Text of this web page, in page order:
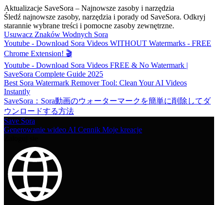
Aktualizacje SaveSora – Najnowsze zasoby i narzędzia
Śledź najnowsze zasoby, narzędzia i porady od SaveSora. Odkryj
starannie wybrane treści i pomocne zasoby zewnętrzne.
Usuwacz Znaków Wodnych Sora
Youtube - Download Sora Videos WITHOUT Watermarks - FREE
Chrome Extension! 🎬
Youtube - Download Sora Videos FREE & No Watermark |
SaveSora Complete Guide 2025
Best Sora Watermark Remover Tool: Clean Your AI Videos
Instantly
SaveSora：Sora動画のウォーターマークを簡単に削除してダ
ウンロードする方法
Save Sora
Generowanie wideo AI Cennik Moje kreacje